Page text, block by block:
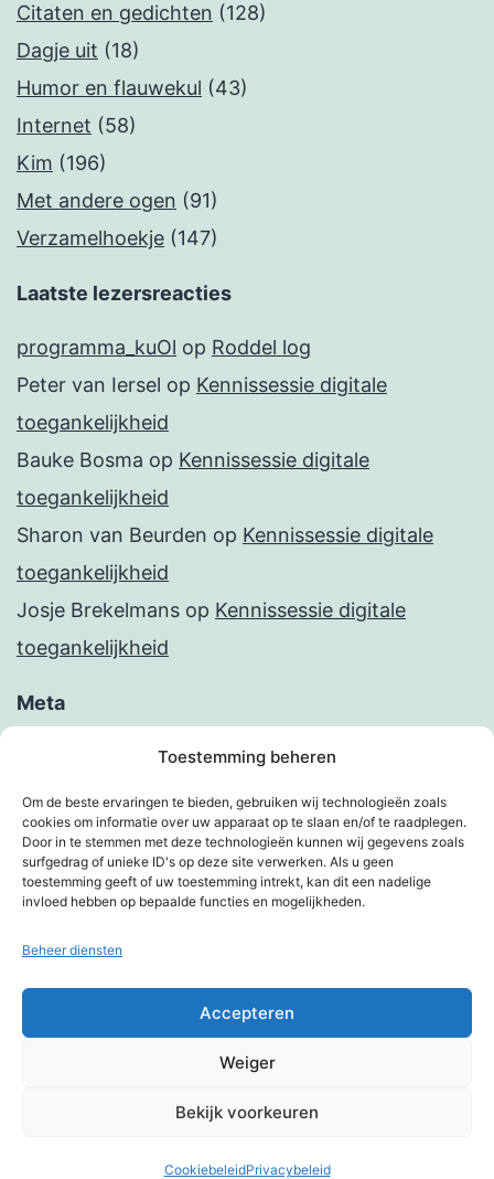
Toestemming beheren
Om de beste ervaringen te bieden, gebruiken wij technologieën zoals
cookies om informatie over uw apparaat op te slaan en/of te raadplegen.
Door in te stemmen met deze technologieën kunnen wij gegevens zoals
surfgedrag of unieke ID's op deze site verwerken. Als u geen
toestemming geeft of uw toestemming intrekt, kan dit een nadelige
invloed hebben op bepaalde functies en mogelijkheden.
Beheer diensten
Accepteren
Weiger
Bekijk voorkeuren
CookiebeleidPrivacybeleid
Citaten en gedichten (128)
Dagje uit (18)
Humor en flauwekul (43)
Internet (58)
Kim (196)
Met andere ogen (91)
Verzamelhoekje (147)
Laatste lezersreacties
programma_kuOl op Roddel log
Peter van Iersel op Kennissessie digitale
toegankelijkheid
Bauke Bosma op Kennissessie digitale
toegankelijkheid
Sharon van Beurden op Kennissessie digitale
toegankelijkheid
Josje Brekelmans op Kennissessie digitale
toegankelijkheid
Meta
Berichten feed
Reacties feed
WordPress.org
KIMBERVIETJES
Met trots aangedreven doorWordPress
Donkere modus: